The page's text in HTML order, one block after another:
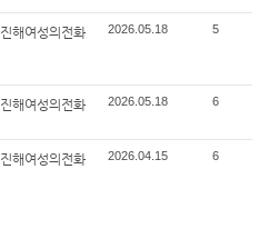
진해여성의전화 2026.05.18 5
진해여성의전화 2026.05.18 6
진해여성의전화 2026.04.15 6